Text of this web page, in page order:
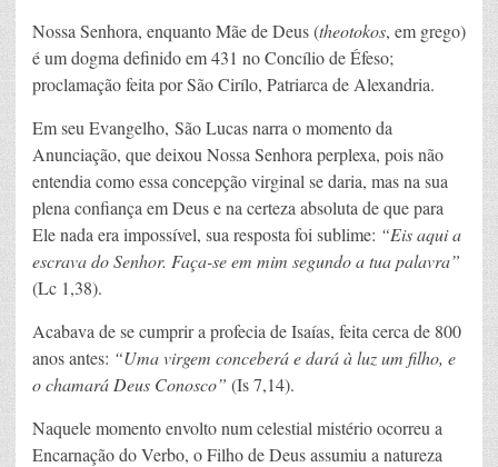
Nossa Senhora, enquanto Mãe de Deus (theotokos, em grego)
é um dogma definido em 431 no Concílio de Éfeso;
proclamação feita por São Cirílo, Patriarca de Alexandria.
Em seu Evangelho, São Lucas narra o momento da
Anunciação, que deixou Nossa Senhora perplexa, pois não
entendia como essa concepção virginal se daria, mas na sua
plena confiança em Deus e na certeza absoluta de que para
Ele nada era impossível, sua resposta foi sublime: “Eis aqui a
escrava do Senhor. Faça-se em mim segundo a tua palavra”
(Lc 1,38).
Acabava de se cumprir a profecia de Isaías, feita cerca de 800
anos antes: “Uma virgem conceberá e dará à luz um filho, e
o chamará Deus Conosco” (Is 7,14).
Naquele momento envolto num celestial mistério ocorreu a
Encarnação do Verbo, o Filho de Deus assumiu a natureza